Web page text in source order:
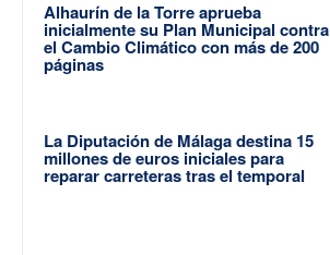
Alhaurín de la Torre aprueba
inicialmente su Plan Municipal contra
el Cambio Climático con más de 200
páginas
La Diputación de Málaga destina 15
millones de euros iniciales para
reparar carreteras tras el temporal